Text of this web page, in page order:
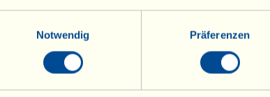
Notwendig
Präferenzen
1 Chilischote
½ TL Oregano
Die Kirschtomaten waschen,